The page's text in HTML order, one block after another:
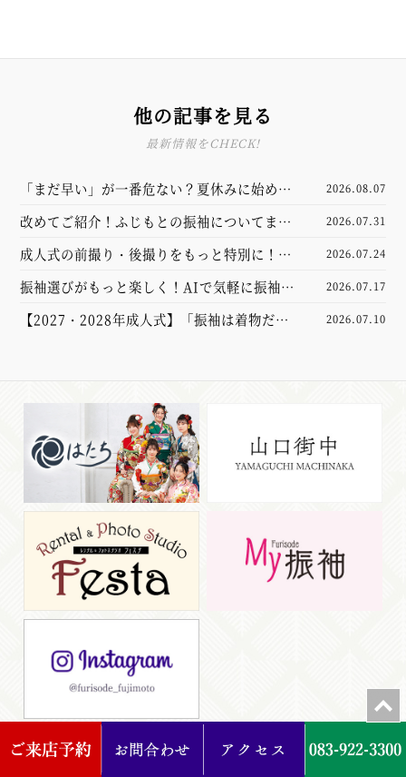
他の記事を見る
最新情報をCHECK!
「まだ早い」が一番危ない？夏休みに始める
振袖選び完全ガイド
2026.08.07
改めてご紹介！ふじもとの振袖についてまと
めました
2026.07.31
成人式の前撮り・後撮りをもっと特別に！新
しくなった撮影スタジオをご紹介
2026.07.24
振袖選びがもっと楽しく！AIで気軽に振袖試
着体験してみませんか？【山口市】
2026.07.17
【2027・2028年成人式】「振袖は着物だけ
2026.07.10